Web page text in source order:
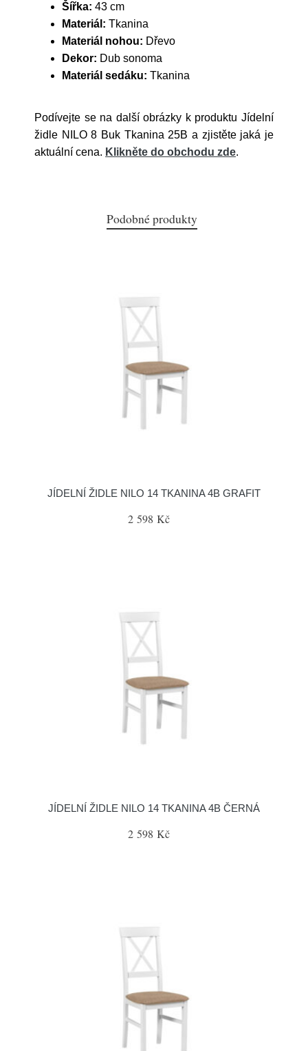
Šířka: 43 cm
Materiál: Tkanina
Materiál nohou: Dřevo
Dekor: Dub sonoma
Materiál sedáku: Tkanina
Podívejte se na další obrázky k produktu Jídelní
židle NILO 8 Buk Tkanina 25B a zjistěte jaká je
aktuální cena. Klikněte do obchodu zde.
Podobné produkty
JÍDELNÍ ŽIDLE NILO 14 TKANINA 4B GRAFIT
2 598 Kč
JÍDELNÍ ŽIDLE NILO 14 TKANINA 4B ČERNÁ
2 598 Kč